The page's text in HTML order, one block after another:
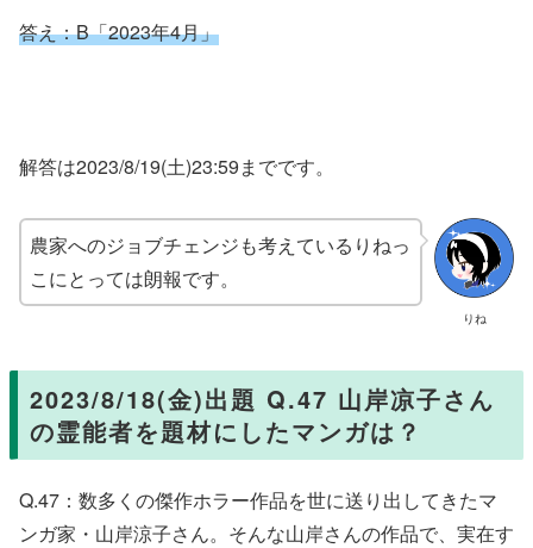
答え：B「2023年4月」
解答は2023/8/19(土)23:59までです。
りね
農家へのジョブチェンジも考えているりねっ
こにとっては朗報です。
2023/8/18(金)出題 Q.47 山岸凉子さん
の霊能者を題材にしたマンガは？
Q.47：数多くの傑作ホラー作品を世に送り出してきたマ
ンガ家・山岸涼子さん。そんな山岸さんの作品で、実在す